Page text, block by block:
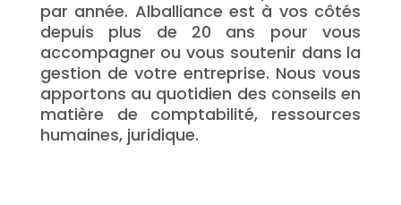
par année. Alballiance est à vos côtés
depuis plus de 20 ans pour vous
accompagner ou vous soutenir dans la
gestion de votre entreprise. Nous vous
apportons au quotidien des conseils en
matière de comptabilité, ressources
humaines, juridique.